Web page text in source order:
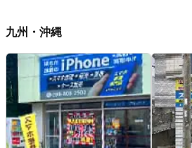
九州・沖縄